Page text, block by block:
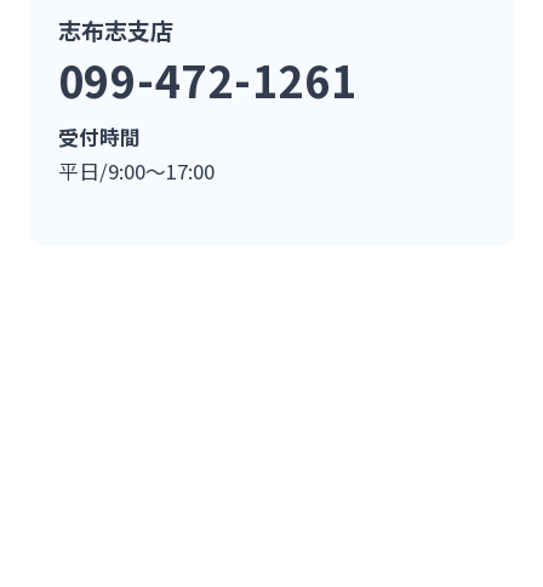
お問い合わせ先一覧
志布志支店
099-472-1261
受付時間
平日/9:00～17:00